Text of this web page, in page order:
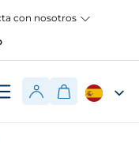
con nosotros